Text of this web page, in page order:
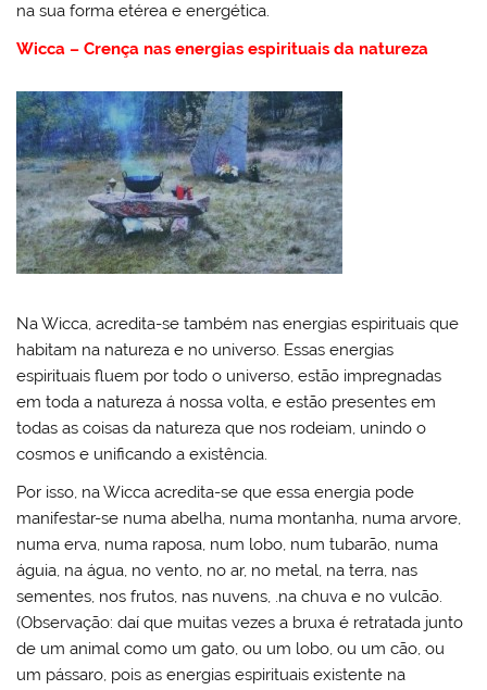
na sua forma etérea e energética.
Wicca – Crença nas energias espirituais da natureza
Na Wicca, acredita-se também nas energias espirituais que
habitam na natureza e no universo. Essas energias
espirituais fluem por todo o universo, estão impregnadas
em toda a natureza á nossa volta, e estão presentes em
todas as coisas da natureza que nos rodeiam, unindo o
cosmos e unificando a existência.
Por isso, na Wicca acredita-se que essa energia pode
manifestar-se numa abelha, numa montanha, numa arvore,
numa erva, numa raposa, num lobo, num tubarão, numa
águia, na água, no vento, no ar, no metal, na terra, nas
sementes, nos frutos, nas nuvens, .na chuva e no vulcão.
(Observação: daí que muitas vezes a bruxa é retratada junto
de um animal como um gato, ou um lobo, ou um cão, ou
um pássaro, pois as energias espirituais existente na